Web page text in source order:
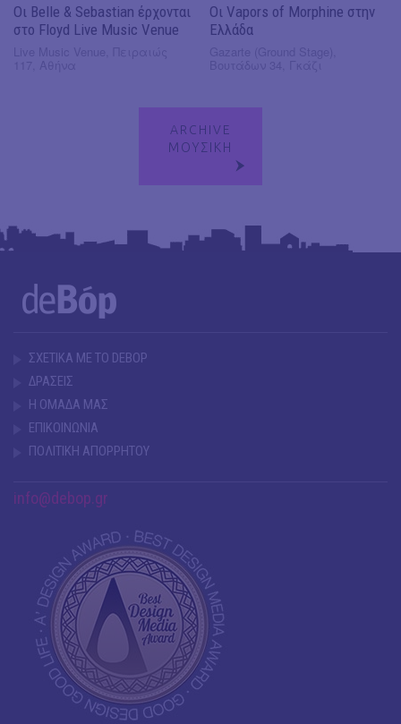
Οι Belle & Sebastian έρχονται
στο Floyd Live Music Venue
Οι Vapors of Morphine στην
Ελλάδα
ARCHIVE
ΜΟΥΣΙΚΗ
ΣΧΕΤΙΚΑ ΜΕ ΤΟ DEBOP
ΔΡΑΣΕΙΣ
Η ΟΜΑΔΑ ΜΑΣ
ΕΠΙΚΟΙΝΩΝΙΑ
ΠΟΛΙΤΙΚΗ ΑΠΟΡΡΗΤΟΥ
info@debop.gr